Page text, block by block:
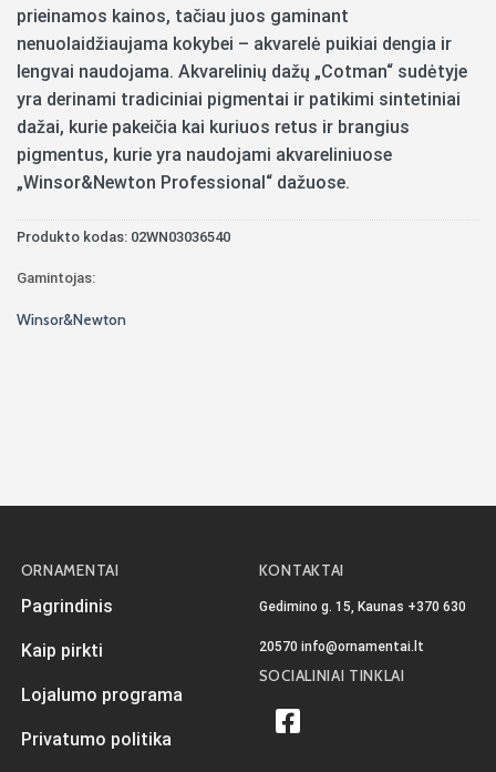
prieinamos kainos, tačiau juos gaminant
nenuolaidžiaujama kokybei – akvarelė puikiai dengia ir
lengvai naudojama. Akvarelinių dažų „Cotman“ sudėtyje
yra derinami tradiciniai pigmentai ir patikimi sintetiniai
dažai, kurie pakeičia kai kuriuos retus ir brangius
pigmentus, kurie yra naudojami akvareliniuose
„Winsor&Newton Professional“ dažuose.
Produkto kodas: 02WN03036540
Gamintojas:
Winsor&Newton
ORNAMENTAI
Pagrindinis
Kaip pirkti
Lojalumo programa
Privatumo politika
KONTAKTAI
Gedimino g. 15, Kaunas +370 630
20570 info@ornamentai.lt
SOCIALINIAI TINKLAI